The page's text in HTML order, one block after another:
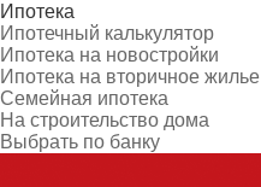
Ипотека
Ипотечный калькулятор
Ипотека на новостройки
Ипотека на вторичное жилье
Семейная ипотека
На строительство дома
Выбрать по банку